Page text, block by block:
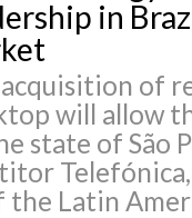
in
of
will allow
state of São
Telefónica,
Latin